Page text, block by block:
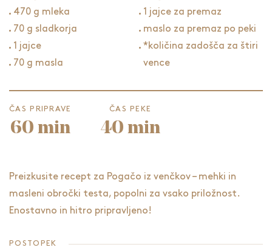
470 g mleka
70 g sladkorja
1 jajce
70 g masla
1 jajce za premaz
maslo za premaz po peki
*količina zadošča za štiri
vence
ČAS PRIPRAVE
60 min
ČAS PEKE
40 min
Preizkusite recept za Pogačo iz venčkov – mehki in
masleni obročki testa, popolni za vsako priložnost.
Enostavno in hitro pripravljeno!
POSTOPEK